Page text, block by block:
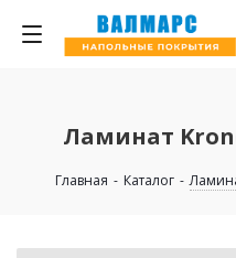
Ламинат
Главная - Каталог -